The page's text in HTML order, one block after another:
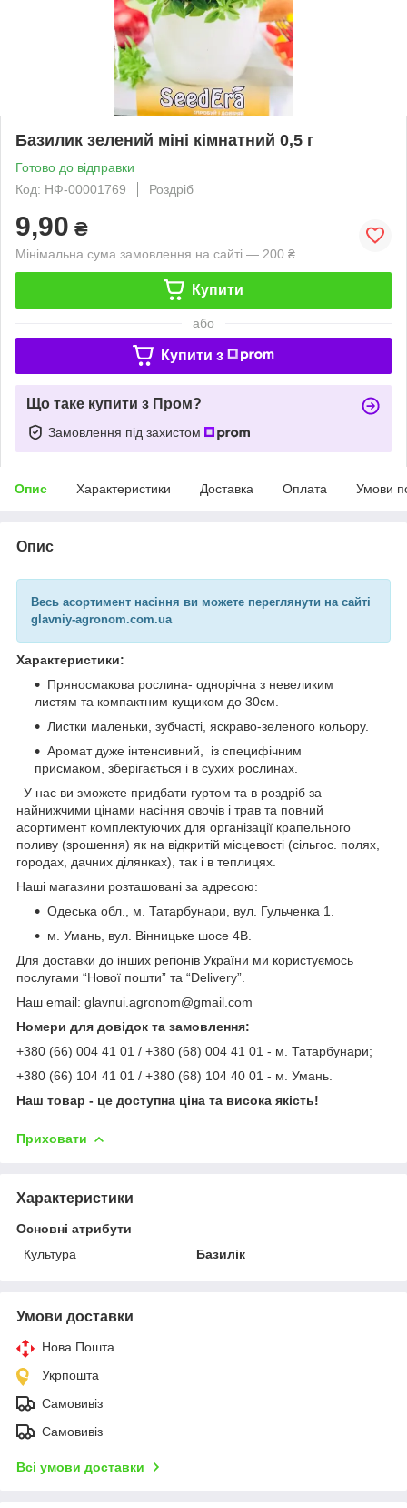
Базилик зелений міні кімнатний 0,5 г
Готово до відправки
Код: НФ-00001769
Роздріб
9,90 ₴
Мінімальна сума замовлення на сайті — 200 ₴
Купити
або
Купити з
Що таке купити з Пром?
Замовлення під захистом
Опис Характеристики Доставка Оплата Умови
Опис
Весь асортимент насіння ви можете переглянути на сайті
glavniy-agronom.com.ua
Характеристики:
Пряносмакова рослина- однорічна з невеликим
листям та компактним кущиком до 30см.
Листки маленьки, зубчасті, яскраво-зеленого кольору.
Аромат дуже інтенсивний, із специфічним
присмаком, зберігається і в сухих рослинах.
У нас ви зможете придбати гуртом та в роздріб за
найнижчими цінами насіння овочів і трав та повний
асортимент комплектуючих для організації крапельного
поливу (зрошення) як на відкритій місцевості (сільгос. полях,
городах, дачних ділянках), так і в теплицях.
Наші магазини розташовані за адресою:
Одеська обл., м. Татарбунари, вул. Гульченка 1.
м. Умань, вул. Вінницьке шосе 4В.
Для доставки до інших регіонів України ми користуємось
послугами “Нової пошти” та “Delivery”.
Наш email: glavnui.agronom@gmail.com
Номери для довідок та замовлення:
+380 (66) 004 41 01 / +380 (68) 004 41 01 - м. Татарбунари;
+380 (66) 104 41 01 / +380 (68) 104 40 01 - м. Умань.
Наш товар - це доступна ціна та висока якість!
Приховати
Характеристики
Основні атрибути
Культура
Базилік
Умови доставки
Нова Пошта
Укрпошта
Самовивіз
Самовивіз
Всі умови доставки